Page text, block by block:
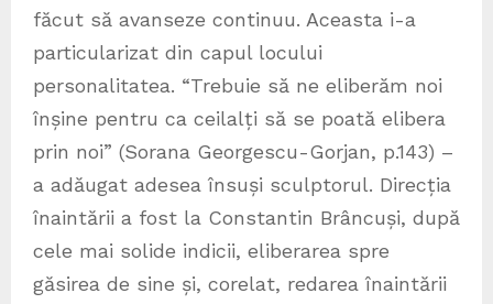
făcut să avanseze continuu. Aceasta i-a
particularizat din capul locului
personalitatea. “Trebuie să ne eliberăm noi
înșine pentru ca ceilalți să se poată elibera
prin noi” (Sorana Georgescu-Gorjan, p.143) –
a adăugat adesea însuși sculptorul. Direcția
înaintării a fost la Constantin Brâncuși, după
cele mai solide indicii, eliberarea spre
găsirea de sine și, corelat, redarea înaintării